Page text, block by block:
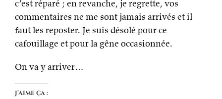
c’est réparé ; en revanche, je regrette, vos
commentaires ne me sont jamais arrivés et il
faut les reposter. Je suis désolé pour ce
cafouillage et pour la gêne occasionnée.
On va y arriver…
J’aime ça :